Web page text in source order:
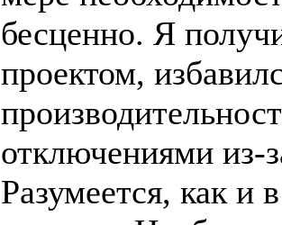
бесценно. Я
проектом,
отключениями из-
Разумеется, как и